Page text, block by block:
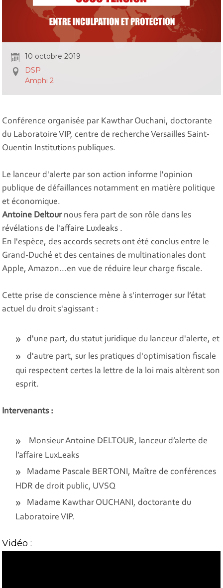
10 octobre 2019
DSP
Amphi 2
Conférence organisée par Kawthar Ouchani, doctorante
du Laboratoire VIP, centre de recherche Versailles Saint-
Quentin Institutions publiques.
Le lanceur d'alerte par son action informe l'opinion
publique de défaillances notamment en matière politique
et économique.
Antoine Deltournous fera part de son rôle dans les
révélations de l'affaire Luxleaks .
En l'espèce, des accords secrets ont été conclus entre le
Grand-Duché et des centaines de multinationales dont
Apple, Amazon...en vue de réduire leur charge fiscale.
Cette prise de conscience mène à s'interroger sur l’état
actuel du droit s'agissant :
d'une part, du statut juridique du lanceur d'alerte, et
d'autre part, sur les pratiques d'optimisation fiscale
qui respectent certes la lettre de la loi mais altèrent son
esprit.
Intervenants :
Monsieur Antoine DELTOUR, lanceur d’alerte de
l’affaire LuxLeaks
Madame Pascale BERTONI, Maître de conférences
HDR de droit public, UVSQ
Madame Kawthar OUCHANI, doctorante du
Laboratoire VIP.
Vidéo :